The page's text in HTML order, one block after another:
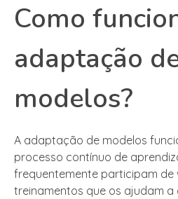
Como
adaptação
modelos?
A adaptação de modelos
processo contínuo de
frequentemente participam de
treinamentos que os ajudam a